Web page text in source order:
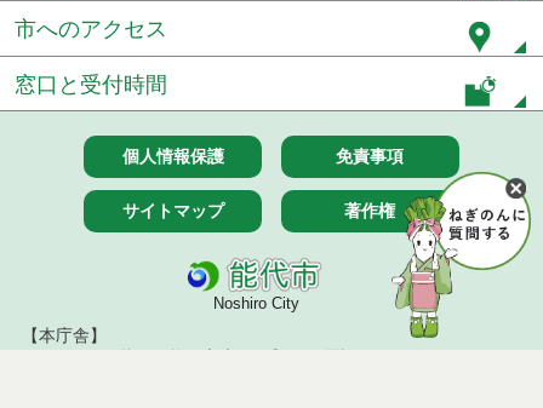
市へのアクセス
窓口と受付時間
個人情報保護 免責事項
サイトマップ 著作権
Noshiro City
【本庁舎】